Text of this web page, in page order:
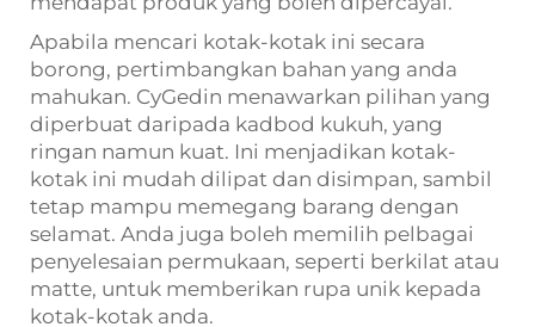
Apabila mencari kotak-kotak ini secara
borong, pertimbangkan bahan yang anda
mahukan. CyGedin menawarkan pilihan yang
diperbuat daripada kadbod kukuh, yang
ringan namun kuat. Ini menjadikan kotak-
kotak ini mudah dilipat dan disimpan, sambil
tetap mampu memegang barang dengan
selamat. Anda juga boleh memilih pelbagai
penyelesaian permukaan, seperti berkilat atau
matte, untuk memberikan rupa unik kepada
kotak-kotak anda.